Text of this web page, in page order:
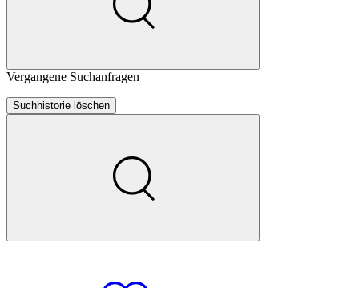
Vergangene Suchanfragen
Suchhistorie löschen